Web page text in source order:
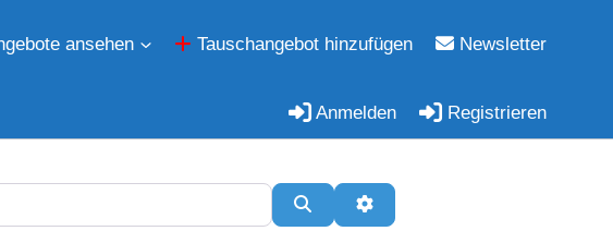
ansehen Tauschangebot hinzufügen Newsletter
Anmelden Registrieren
SuchenErweiterte Filter